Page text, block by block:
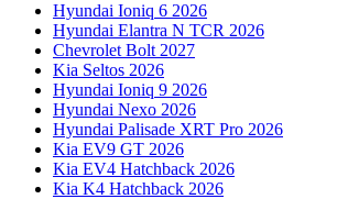
Hyundai Ioniq 6 2026
Hyundai Elantra N TCR 2026
Chevrolet Bolt 2027
Kia Seltos 2026
Hyundai Ioniq 9 2026
Hyundai Nexo 2026
Hyundai Palisade XRT Pro 2026
Kia EV9 GT 2026
Kia EV4 Hatchback 2026
Kia K4 Hatchback 2026